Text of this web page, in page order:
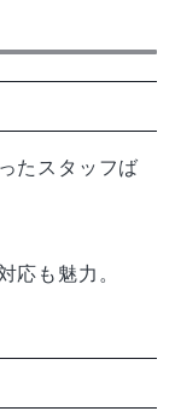
たスタッフば
応も魅力。